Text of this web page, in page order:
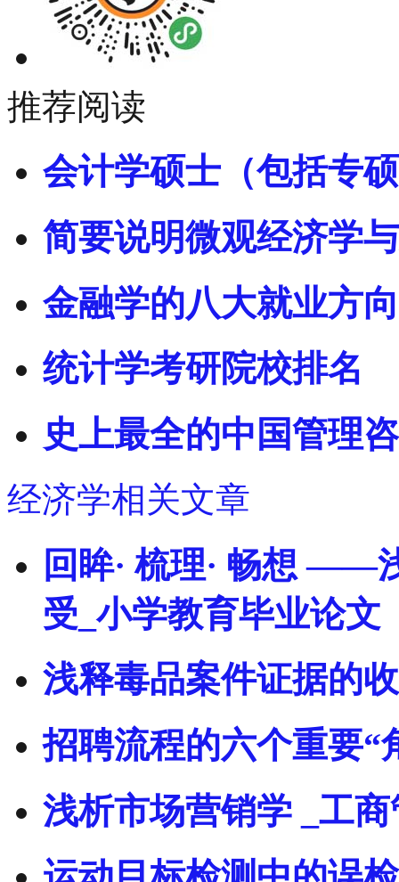
推荐阅读
会计学硕士（包括专
简要说明微观经济学
金融学的八大就业方
统计学考研院校排名
史上最全的中国管理
经济学相关文章
回眸· 梳理· 畅想 ——
受_小学教育毕业论文
浅释毒品案件证据的
招聘流程的六个重要“
浅析市场营销学 _工